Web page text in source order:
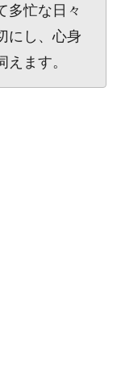
多忙な日々
にし、心身
ます。